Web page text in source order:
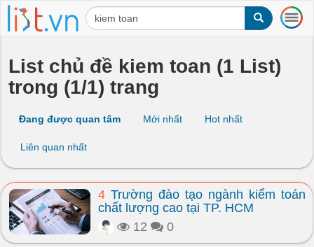
T
o
l
a
t
i
List chủ đề kiem toan (1 List)
trong (1/1) trang
Đang được quan tâm Mới nhất Hot nhất
Liên quan nhất
4 Trường đào tạo ngành kiểm toán
chất lượng cao tại TP. HCM
12
0